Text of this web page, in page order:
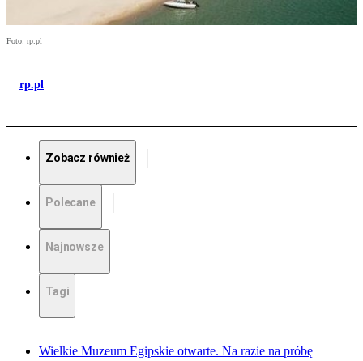
Foto: rp.pl
rp.pl
Zobacz również
Polecane
Najnowsze
Tagi
Wielkie Muzeum Egipskie otwarte. Na razie na próbę